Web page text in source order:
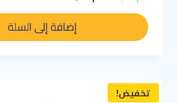
الأصلي
د.م. 250,00.
الحالي
هو:
د.م. 180,00.
إضافة إلى السلة
تخفيض!